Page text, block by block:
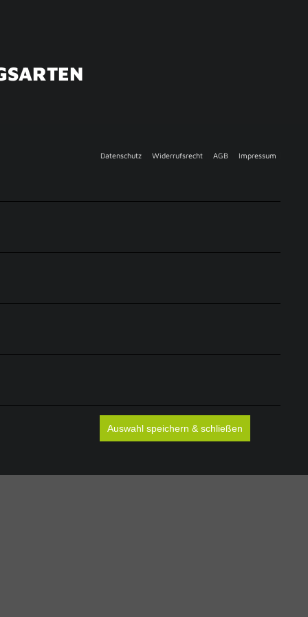
Powered byDESIGN.intersaxonia.
Datenschutz Widerrufsrecht AGB Impressum
Auswahl speichern & schließen